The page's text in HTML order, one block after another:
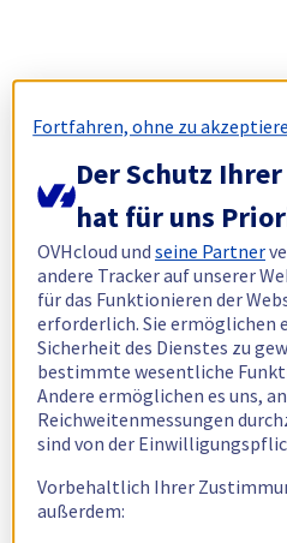
Fortfahren, ohne zu
Der Schutz
hat für uns
OVHcloud undseine Partner
andere Tracker auf unserer
für das Funktionieren der
erforderlich. Sie ermöglichen
Sicherheit des Dienstes zu
bestimmte wesentliche
Andere ermöglichen es uns,
Reichweitenmessungen
sind von der
Vorbehaltlich Ihrer
außerdem: